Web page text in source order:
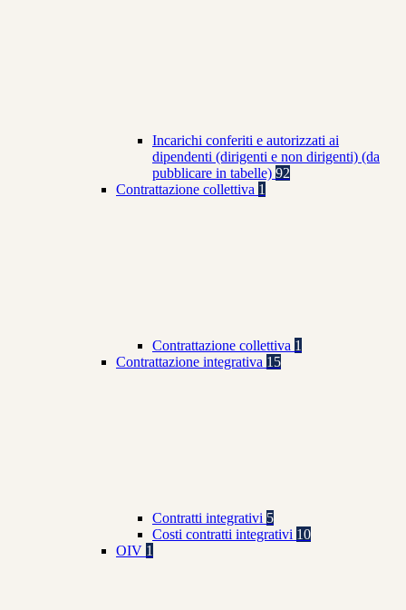
Incarichi conferiti e autorizzati ai
dipendenti (dirigenti e non dirigenti) (da
pubblicare in tabelle) 92
Contrattazione collettiva 1
Contrattazione collettiva 1
Contrattazione integrativa 15
Contratti integrativi 5
Costi contratti integrativi 10
OIV 1